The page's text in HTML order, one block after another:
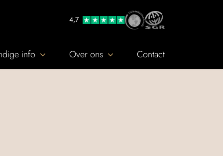
4,7
info Over ons Contact